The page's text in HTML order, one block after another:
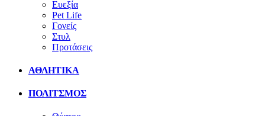
Ευεξία
Pet Life
Γονείς
Στυλ
Προτάσεις
ΑΘΛΗΤΙΚΑ
ΠΟΛΙΤΣΜΟΣ